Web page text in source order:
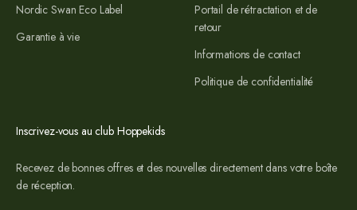
Nordic Swan Eco Label
Garantie à vie
Portail de rétractation et de
retour
Informations de contact
Politique de confidentialité
Inscrivez-vous au club Hoppekids
Recevez de bonnes offres et des nouvelles directement dans votre boîte
de réception.